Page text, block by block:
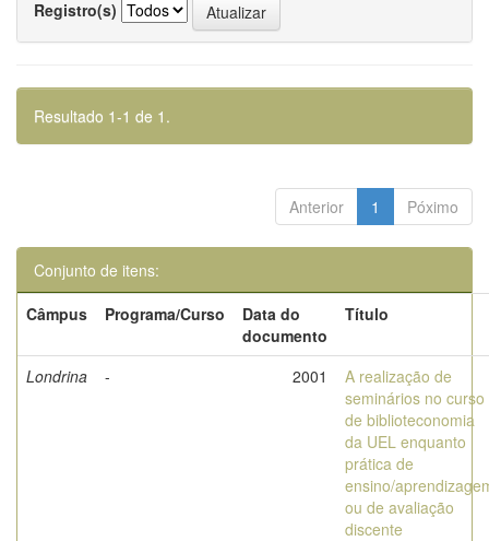
Registro(s)
Resultado 1-1 de 1.
Anterior 1 Póximo
Conjunto de itens:
Câmpus
Programa/Curso
Data do
documento
Título
Londrina - 2001
A realização de
seminários no curso
de biblioteconomia
da UEL enquanto
prática de
ensino/
ou de avaliação
discente